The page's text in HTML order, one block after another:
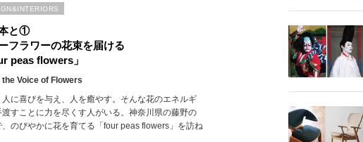
と①
フラワーの花束を届ける
peas flowers」
the Voice of Flowers
人に喜びを与え、人を癒やす。そんな花のエネルギ
渡すことに力を尽くす人がいる。神奈川県の藤野の
、のびやかに花を育てる「four peas flowers」を訪ね